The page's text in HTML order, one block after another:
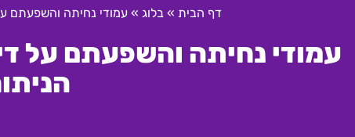
דף הבית »בלוג »עמודי נחיתה והשפעתם
עמודי נחיתה והשפעתם על